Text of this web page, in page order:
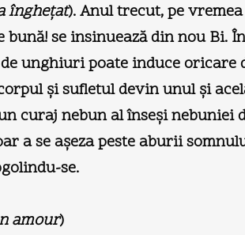
îngheţat). Anul trecut, pe
se insinuează din nou Bi.
unghiuri poate induce
şi sufletul devin unul şi
curaj nebun al înseşi
a se aşeza peste aburii
se.
amour)